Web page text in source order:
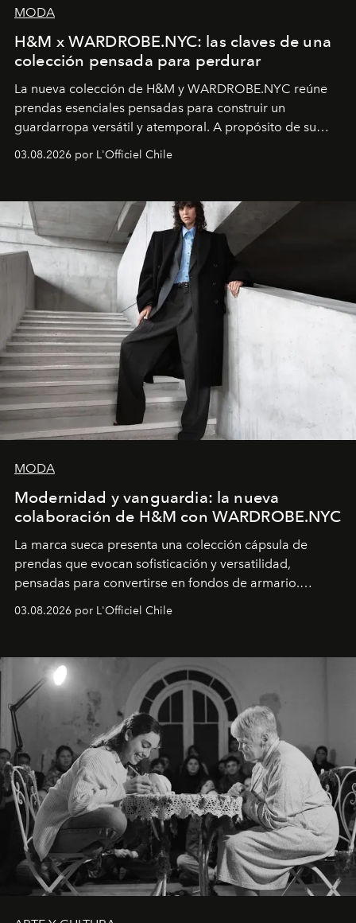
MODA
H&M x WARDROBE.NYC: las claves de una
colección pensada para perdurar
La nueva colección de H&M y WARDROBE.NYC reúne
prendas esenciales pensadas para construir un
guardarropa versátil y atemporal. A propósito de su
lanzamiento, los fundadores de la firma neoyorquina y
la asesora creativa y jefa de diseño global de la marca
y la filosofía detrás de la propuesta.
03.08.2026 por L'Officiel Chile
MODA
Modernidad y vanguardia: la nueva
colaboración de H&M con WARDROBE.NYC
La marca sueca presenta una colección cápsula de
prendas que evocan sofisticación y versatilidad,
pensadas para convertirse en fondos de armario.
Disponible en Chile desde el 6 de agosto.
03.08.2026 por L'Officiel Chile